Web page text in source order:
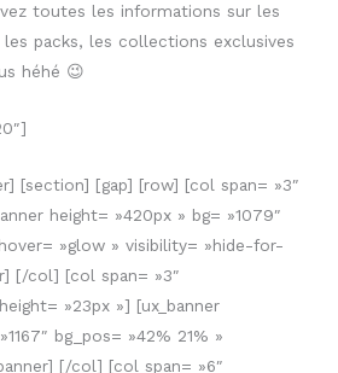
toutes les informations sur les
packs, les collections exclusives
héhé 😉
[section] [gap] [row] [col span= »3″
height= »420px » bg= »1079″
»glow » visibility= »hide-for-
[/col] [col span= »3″
»23px »] [ux_banner
bg_pos= »42% 21% »
[/col] [col span= »6″